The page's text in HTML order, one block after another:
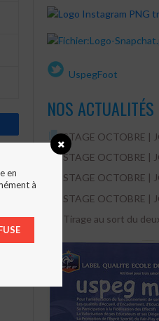
UspegFoot
NOS
STAGE OCTOBRE |
STAGE OCTOBRE |
STAGE OCTOBRE |
STAGE OCTOBRE |
Tirage au sort du
en
à